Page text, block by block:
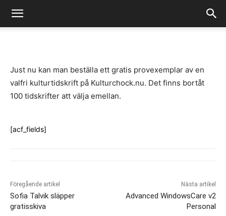
Just nu kan man beställa ett gratis provexemplar av en
valfri kulturtidskrift på Kulturchock.nu. Det finns bortåt
100 tidskrifter att välja emellan.
[acf_fields]
Föregående artikel
Sofia Talvik släpper
gratisskiva
Nästa artikel
Advanced WindowsCare v2
Personal